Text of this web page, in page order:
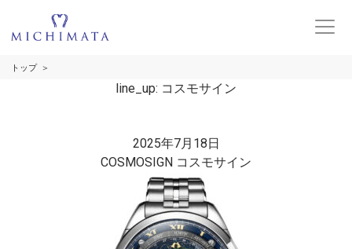
トップ
line_up: コスモサイン
2025年7月18日
COSMOSIGN コスモサイン